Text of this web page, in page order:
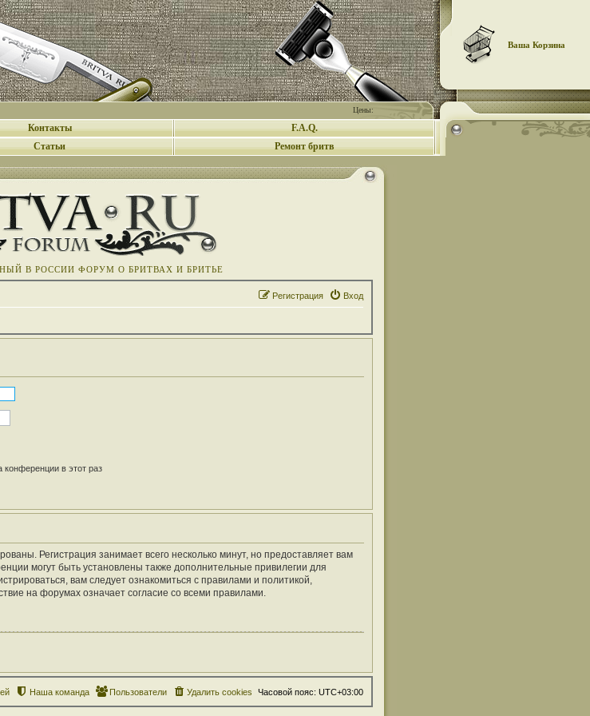
Цены:
Ваша Корзина
Контакты
F.A.Q.
Статьи Ремонт бритв
В РОССИИ ФОРУМ О БРИТВАХ И БРИТЬЕ
Вход
Регистрация
в этот раз
Регистрация занимает всего несколько минут, но предоставляет вам
могут быть установлены также дополнительные привилегии для
вам следует ознакомиться с правилами и политикой,
на форумах означает согласие со всеми правилами.
Часовой пояс: UTC+03:00
Удалить cookies
Пользователи
Наша команда